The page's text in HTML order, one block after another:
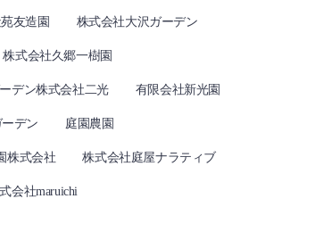
友造園 株式会社大沢ガーデン
株式会社久郷一樹園
デン株式会社二光 有限会社新光園
デン 庭園農園
株式会社 株式会社庭屋ナラティブ
会社maruichi